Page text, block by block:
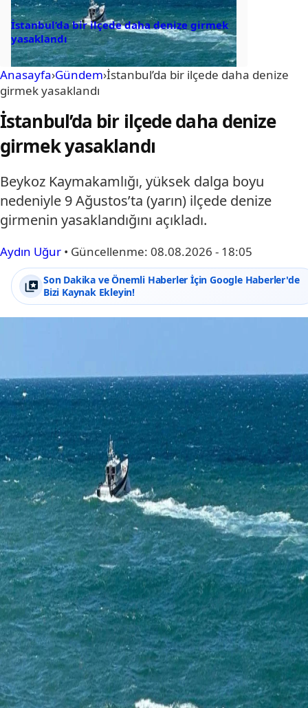
İstanbul’da bir ilçede daha denize girmek
yasaklandı
Anasayfa›Gündem›İstanbul’da bir ilçede daha denize
girmek yasaklandı
İstanbul’da bir ilçede daha denize
girmek yasaklandı
Beykoz Kaymakamlığı, yüksek dalga boyu
nedeniyle 9 Ağustos’ta (yarın) ilçede denize
girmenin yasaklandığını açıkladı.
Aydın Uğur • Güncellenme: 08.08.2026 - 18:05
Son Dakika ve Önemli Haberler İçin Google Haberler'de
Bizi Kaynak Ekleyin!